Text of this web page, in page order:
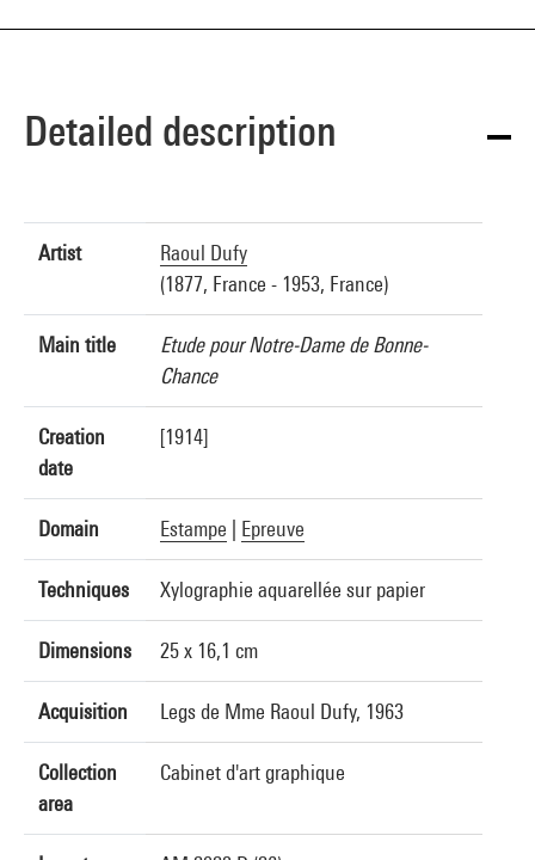
Detailed description
Artist
Raoul Dufy
(1877, France - 1953, France)
Main title
Etude pour Notre-Dame de Bonne-
Chance
Creation
date
[1914]
Domain Estampe Epreuve
Techniques Xylographie aquarellée sur papier
Dimensions 25 x 16,1 cm
Acquisition Legs de Mme Raoul Dufy, 1963
Collection
area
Cabinet d'art graphique